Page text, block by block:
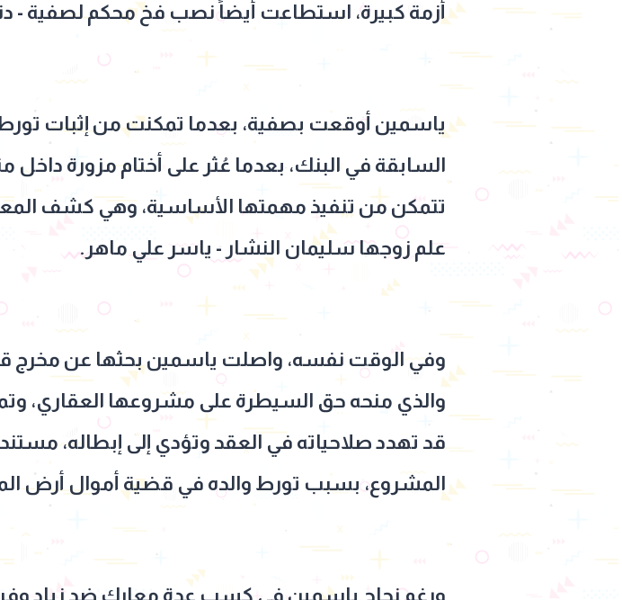
أزمة كبيرة، استطاعت أيضاً نصب فخ محكم لصفية -
ياسمين أوقعت بصفية، بعدما تمكنت من إثبات
السابقة في البنك، بعدما عُثر على أختام مزورة
تتمكن من تنفيذ مهمتها الأساسية، وهي كشف
علم زوجها سليمان النشار - ياسر علي ماهر.
وفي الوقت نفسه، واصلت ياسمين بحثها عن مخرج
والذي منحه حق السيطرة على مشروعها العقاري،
قد تهدد صلاحياته في العقد وتؤدي إلى إبطاله،
المشروع، بسبب تورط والده في قضية أموال أرض
ورغم نجاح ياسمين في كسب عدة معارك ضد زياد